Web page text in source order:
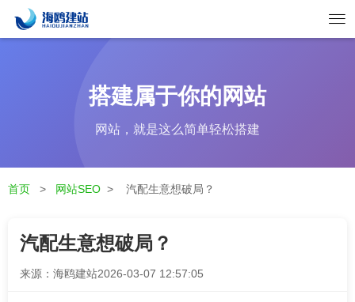
搭建属于你的网站
网站，就是这么简单轻松搭建
首页 > 网站SEO > 汽配生意想破局？
汽配生意想破局？
来源：海鸥建站2026-03-07 12:57:05